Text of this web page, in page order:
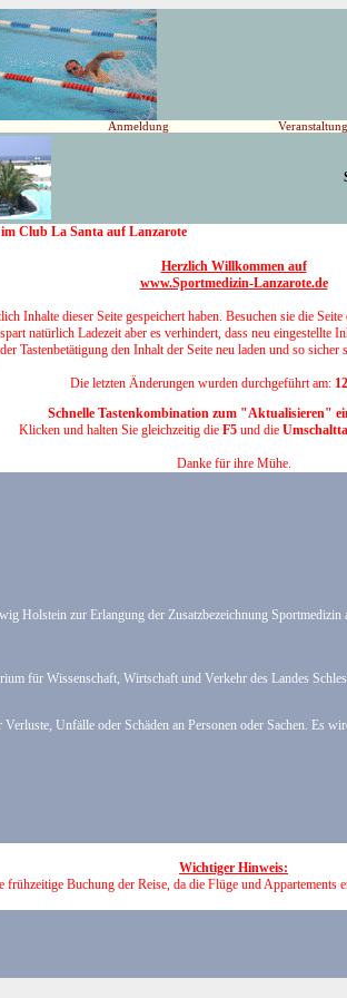
Anmeldung
Club La Santa auf Lanzarote
Herzlich Willkommen auf
www.Sportmedizin-Lanzarote.de
Inhalte dieser Seite gespeichert haben. Besuchen sie die
spart natürlich Ladezeit aber es verhindert, dass neu eingestellte
Tastenbetätigung den Inhalt der Seite neu laden und so sicher
Die letzten Änderungen wurden durchgeführt am:
Schnelle Tastenkombination zum "Aktualisieren"
Klicken und halten Sie gleichzeitig die F5und die
Danke für ihre Mühe.
Holstein zur Erlangung der Zusatzbezeichnung Sportmedizin
für Wissenschaft, Wirtschaft und Verkehr des Landes
Unfälle oder Schäden an Personen oder Sachen. Es
Wichtiger Hinweis:
frühzeitige Buchung der Reise, da die Flüge und Appartements